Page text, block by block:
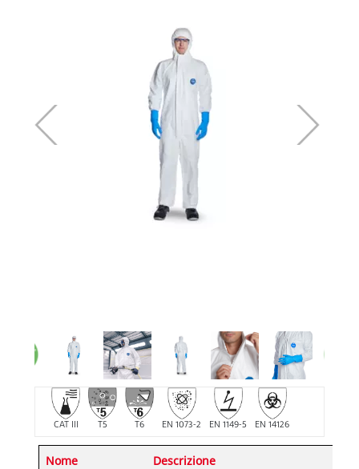
CAT III T5 T6 EN 1073-2 EN 1149-5 EN 14126
Nome Descrizione